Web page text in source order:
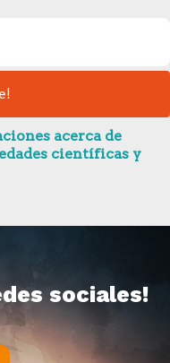
acerca de
científicas y
sociales!